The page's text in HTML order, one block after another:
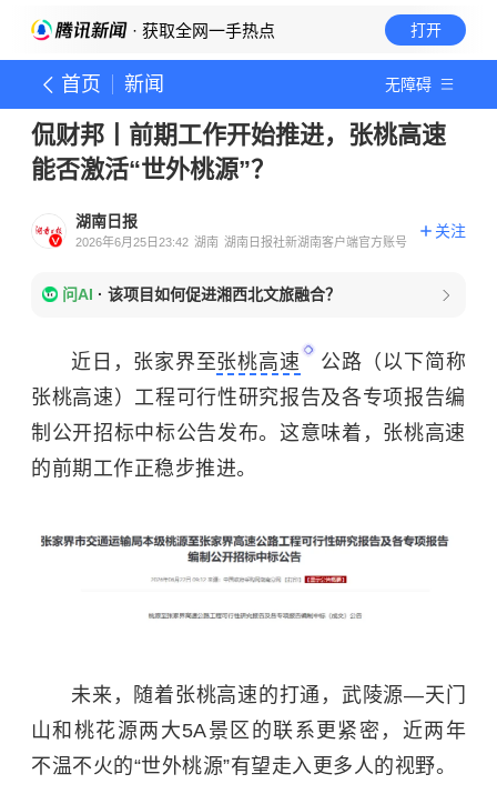
· 获取全网一手热点 打开
首页 新闻 无障碍
侃财邦丨前期工作开始推进，张桃高速
能否激活“世外桃源”？
湖南日报
2026年6月25日23:42 湖南 湖南日报社新湖南客户端官方账号
关注
问AI · 该项目如何促进湘西北文旅融合？
近日，张家界至张桃高速
公路（以下简称
张桃高速）工程可行性研究报告及各专项报告编
制公开招标中标公告发布。这意味着，张桃高速
的前期工作正稳步推进。
未来，随着张桃高速的打通，武陵源—天门
山和桃花源两大5A景区的联系更紧密，近两年
不温不火的“世外桃源”有望走入更多人的视野。